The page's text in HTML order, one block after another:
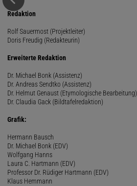
Redaktion
Rolf Sauermost (Projektleiter)
Doris Freudig (Redakteurin)
Erweiterte Redaktion
Dr. Michael Bonk (Assistenz)
Dr. Andreas Sendtko (Assistenz)
Dr. Helmut Genaust (Etymologische Bearbeitung)
Dr. Claudia Gack (Bildtafelredaktion)
Grafik:
Hermann Bausch
Dr. Michael Bonk (EDV)
Wolfgang Hanns
Laura C. Hartmann (EDV)
Professor Dr. Rüdiger Hartmann (EDV)
Klaus Hemmann